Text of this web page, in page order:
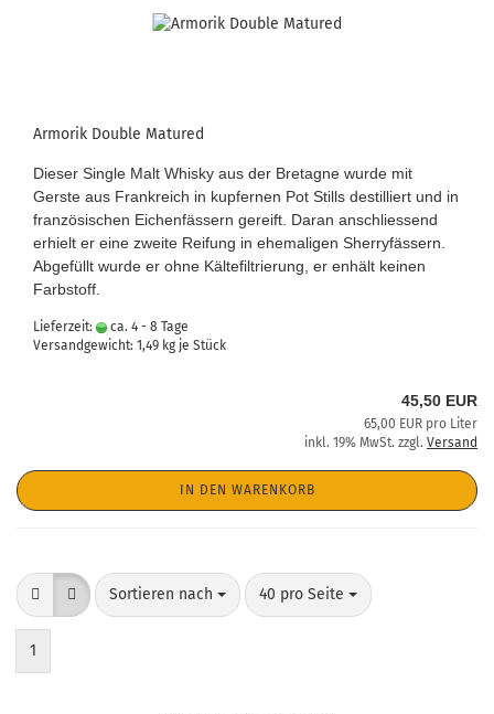
Armorik Double Matured
Dieser Single Malt Whisky aus der Bretagne wurde mit
Gerste aus Frankreich in kupfernen Pot Stills destilliert und in
französischen Eichenfässern gereift. Daran anschliessend
erhielt er eine zweite Reifung in ehemaligen Sherryfässern.
Abgefüllt wurde er ohne Kältefiltrierung, er enhält keinen
Farbstoff.
Lieferzeit:
ca. 4 - 8 Tage
Versandgewicht: 1,49 kg je Stück
45,50 EUR
65,00 EUR pro Liter
inkl. 19% MwSt. zzgl. Versand
IN DEN WARENKORB
Sortieren nach
Sortieren nach 40 pro Seite
pro Seite
1